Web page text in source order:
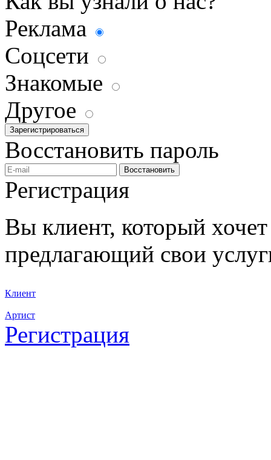
Реклама
Соцсети
Знакомые
Другое
Зарегистрироваться
Восстановить пароль
Восстановить
Регистрация
Вы клиент, который хочет
предлагающий свои
Клиент
Артист
Регистрация